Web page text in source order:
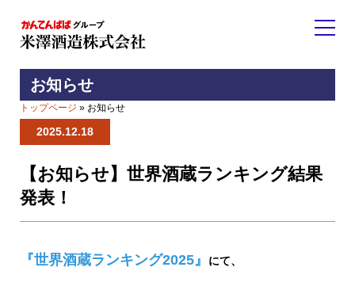
お知らせ
トップページ » お知らせ
2025.12.18
【お知らせ】世界酒蔵ランキング結果
発表！
『世界酒蔵ランキング2025』 にて、